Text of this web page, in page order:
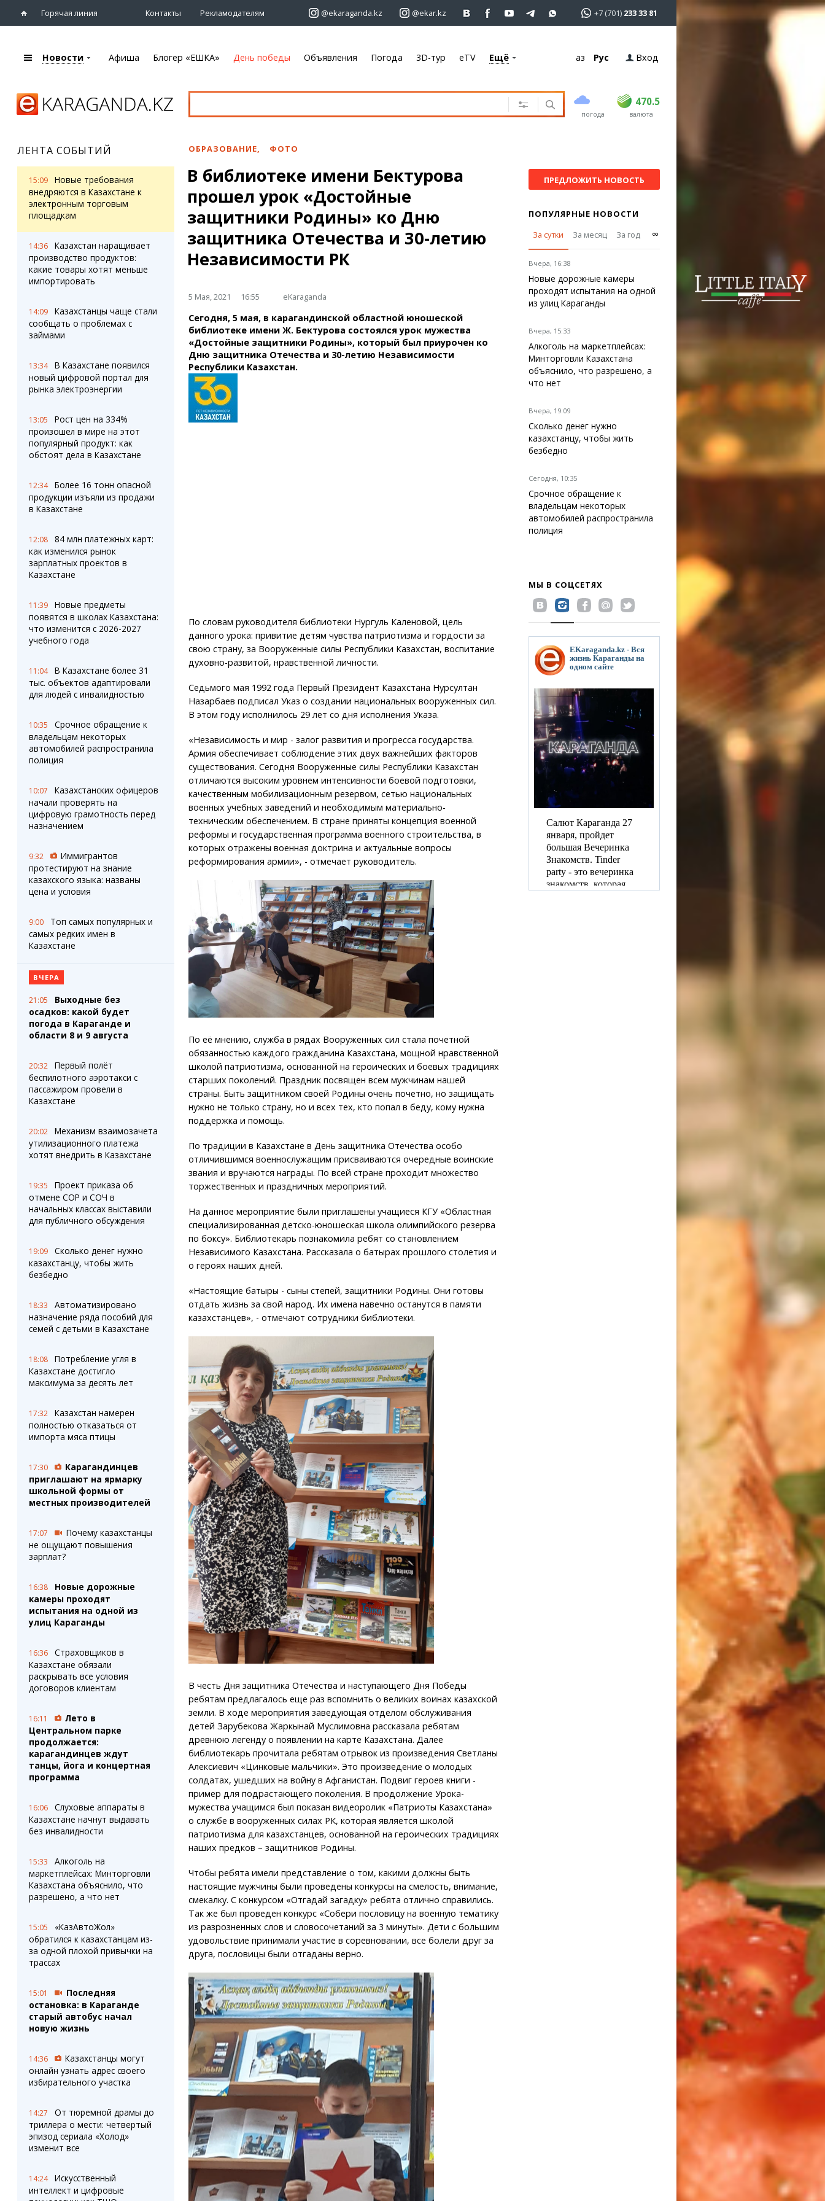
Горячая линия Контакты Рекламодателям @ekaraganda.kz @ekar.kz +7 (701) 233 33 81
Караганды
eTV
Рассылка новостей
Персоны
Интервью
Афиша
Театры
Спорт
Выставки
Цирк и зоопарк
Объявления
Услуги
Электроника
Мебель
Блогер «ЕШКА»
Лента блогера
Штрихи
Коллаж недели
Ешкин гороскоп
Карты
Web-камеры
Карта Караганды
Мой участковый
Перекрытие дорог
Погода
Караганда
Балхаш
Медиа
Фото
Видео
Timelapse
Сервисы
Переводчик
Новости Афиша Блогер «ЕШКА» День победы Объявления Погода 3D-тур eTV Ещё Қаз Рус Вход
погода
470.5
USD 468.5 470.5
EUR валюта
ЛЕНТА СОБЫТИЙ
15:09
Новые требования
внедряются в Казахстане к
электронным торговым
площадкам
14:36
Казахстан наращивает
производство продуктов:
какие товары хотят меньше
импортировать
14:09
Казахстанцы чаще стали
сообщать о проблемах с
займами
13:34
В Казахстане появился
новый цифровой портал для
рынка электроэнергии
13:05
Рост цен на 334%
произошел в мире на этот
популярный продукт: как
обстоят дела в Казахстане
12:34
Более 16 тонн опасной
продукции изъяли из продажи
в Казахстане
12:08
84 млн платежных карт:
как изменился рынок
зарплатных проектов в
Казахстане
11:39
Новые предметы
появятся в школах Казахстана:
что изменится с 2026-2027
учебного года
11:04
В Казахстане более 31
тыс. объектов адаптировали
для людей с инвалидностью
10:35
Срочное обращение к
владельцам некоторых
автомобилей распространила
полиция
10:07
Казахстанских офицеров
начали проверять на
цифровую грамотность перед
назначением
9:32
Иммигрантов
протестируют на знание
казахского языка: названы
цена и условия
9:00
Топ самых популярных и
самых редких имен в
Казахстане
ВЧЕРА
21:05
Выходные без
осадков: какой будет
погода в Караганде и
области 8 и 9 августа
20:32
Первый полёт
беспилотного аэротакси с
пассажиром провели в
Казахстане
20:02
Механизм взаимозачета
утилизационного платежа
хотят внедрить в Казахстане
19:35
Проект приказа об
отмене СОР и СОЧ в
начальных классах выставили
для публичного обсуждения
19:09
Сколько денег нужно
казахстанцу, чтобы жить
безбедно
18:33
Автоматизировано
назначение ряда пособий для
семей с детьми в Казахстане
18:08
Потребление угля в
Казахстане достигло
максимума за десять лет
17:32
Казахстан намерен
полностью отказаться от
импорта мяса птицы
17:30
Карагандинцев
приглашают на ярмарку
школьной формы от
местных производителей
17:07
Почему казахстанцы
не ощущают повышения
зарплат?
16:38
Новые дорожные
камеры проходят
испытания на одной из
улиц Караганды
16:36
Страховщиков в
Казахстане обязали
раскрывать все условия
договоров клиентам
16:11
Лето в
Центральном парке
продолжается:
карагандинцев ждут
танцы, йога и концертная
программа
16:06
Слуховые аппараты в
Казахстане начнут выдавать
без инвалидности
15:33
Алкоголь на
маркетплейсах: Минторговли
Казахстана объяснило, что
разрешено, а что нет
15:05
«КазАвтоЖол»
обратился к казахстанцам из-
за одной плохой привычки на
трассах
15:01
Последняя
остановка: в Караганде
старый автобус начал
новую жизнь
14:36
Казахстанцы могут
онлайн узнать адрес своего
избирательного участка
14:27
От тюремной драмы до
триллера о мести: четвертый
эпизод сериала «Холод»
изменит все
14:24
Искусственный
интеллект и цифровые
ОБРАЗОВАНИЕ, ФОТО
В библиотеке имени Бектурова
прошел урок «Достойные
защитники Родины» ко Дню
защитника Отечества и 30-летию
Независимости РК
5 Мая, 2021 16:55 eKaraganda
Сегодня, 5 мая, в карагандинской областной юношеской
библиотеке имени Ж. Бектурова состоялся урок мужества
«Достойные защитники Родины», который был приурочен ко
Дню защитника Отечества и 30-летию Независимости
Республики Казахстан.
По словам руководителя библиотеки Нургуль Каленовой, цель
данного урока: привитие детям чувства патриотизма и гордости за
свою страну, за Вооруженные силы Республики Казахстан, воспитание
духовно-развитой, нравственной личности.
Седьмого мая 1992 года Первый Президент Казахстана Нурсултан
Назарбаев подписал Указ о создании национальных вооруженных сил.
В этом году исполнилось 29 лет со дня исполнения Указа.
«Независимость и мир - залог развития и прогресса государства.
Армия обеспечивает соблюдение этих двух важнейших факторов
существования. Сегодня Вооруженные силы Республики Казахстан
отличаются высоким уровнем интенсивности боевой подготовки,
качественным мобилизационным резервом, сетью национальных
военных учебных заведений и необходимым материально-
техническим обеспечением. В стране приняты концепция военной
реформы и государственная программа военного строительства, в
которых отражены военная доктрина и актуальные вопросы
реформирования армии», - отмечает руководитель.
По её мнению, служба в рядах Вооруженных сил стала почетной
обязанностью каждого гражданина Казахстана, мощной нравственной
школой патриотизма, основанной на героических и боевых традициях
старших поколений. Праздник посвящен всем мужчинам нашей
страны. Быть защитником своей Родины очень почетно, но защищать
нужно не только страну, но и всех тех, кто попал в беду, кому нужна
поддержка и помощь.
По традиции в Казахстане в День защитника Отечества особо
отличившимся военнослужащим присваиваются очередные воинские
звания и вручаются награды. По всей стране проходит множество
торжественных и праздничных мероприятий.
На данное мероприятие были приглашены учащиеся КГУ «Областная
специализированная детско-юношеская школа олимпийского резерва
по боксу». Библиотекарь познакомила ребят со становлением
Независимого Казахстана. Рассказала о батырах прошлого столетия и
о героях наших дней.
«Настоящие батыры - сыны степей, защитники Родины. Они готовы
отдать жизнь за свой народ. Их имена навечно останутся в памяти
казахстанцев», - отмечают сотрудники библиотеки.
В честь Дня защитника Отечества и наступающего Дня Победы
ребятам предлагалось еще раз вспомнить о великих воинах казахской
земли. В ходе мероприятия заведующая отделом обслуживания
детей Зарубекова Жаркынай Муслимовна рассказала ребятам
древнюю легенду о появлении на карте Казахстана. Далее
библиотекарь прочитала ребятам отрывок из произведения Светланы
Алексиевич «Цинковые мальчики». Это произведение о молодых
солдатах, ушедших на войну в Афганистан. Подвиг героев книги -
пример для подрастающего поколения. В продолжение Урока-
мужества учащимся был показан видеоролик «Патриоты Казахстана»
о службе в вооруженных силах РК, которая является школой
патриотизма для казахстанцев, основанной на героических традициях
наших предков – защитников Родины.
Чтобы ребята имели представление о том, какими должны быть
настоящие мужчины были проведены конкурсы на смелость, внимание,
смекалку. С конкурсом «Отгадай загадку» ребята отлично справились.
Так же был проведен конкурс «Собери пословицу на военную тематику
из разрозненных слов и словосочетаний за 3 минуты». Дети с большим
удовольствие принимали участие в соревновании, все болели друг за
друга, пословицы были отгаданы верно.
ПРЕДЛОЖИТЬ НОВОСТЬ
ПОПУЛЯРНЫЕ НОВОСТИ
За сутки
За месяц За год ∞
Вчера, 16:38
Новые дорожные камеры
проходят испытания на одной
из улиц Караганды
Вчера, 15:33
Алкоголь на маркетплейсах:
Минторговли Казахстана
объяснило, что разрешено, а
что нет
Вчера, 19:09
Сколько денег нужно
казахстанцу, чтобы жить
безбедно
Сегодня, 10:35
Срочное обращение к
владельцам некоторых
автомобилей распространила
полиция
МЫ В СОЦСЕТЯХ
EKaraganda.kz - Вся
жизнь Караганды на
одном сайте